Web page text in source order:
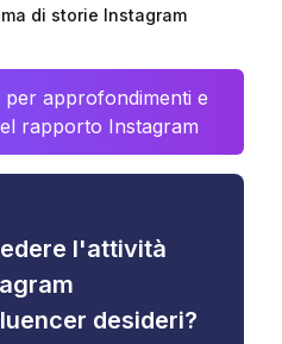
di storie Instagram
approfondimenti e
rapporto Instagram
l'attività
desideri?